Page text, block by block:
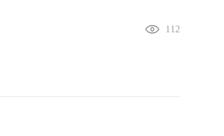
112